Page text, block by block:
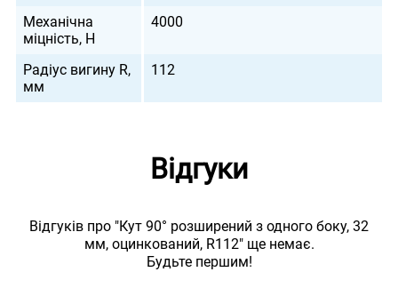
Механічна
міцність, Н
4000
Радіус вигину R,
мм
112
Відгуки
Відгуків про "Кут 90° розширений з одного боку, 32
мм, оцинкований, R112" ще немає.
Будьте першим!